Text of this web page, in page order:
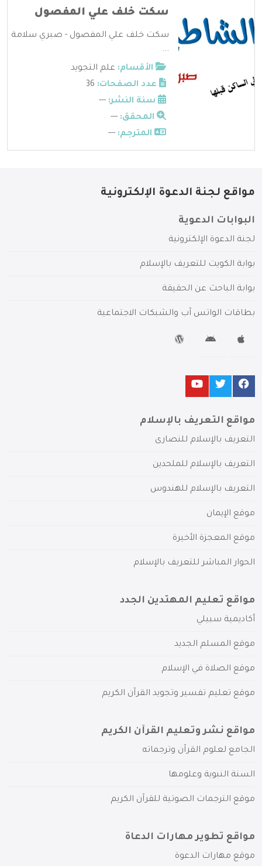
سكت خلف علي المفصول
سكت خلف علي المفصول - صبري سلامة
...
الأقسام: علم التجويد
عدد الصفحات:
سنة النشر: ---
المحقق: ---
المترجم: ---
مواقع لجنة الدعوة الإلكترونية
البوابات الدعوية
لجنة الدعوة الإلكترونية
بوابة الكويت للتعريف بالإسلام
بوابة الباحث عن الحقيقة
بطاقات الواتس آب والشبكات الاجتماعية
مواقع التعريف بالإسلام
التعريف بالإسلام للنصارى
التعريف بالإسلام للملحدين
التعريف بالإسلام للهندوس
موقع الإيمان
موقع المعجزة الأخيرة
الحوار المباشر للتعريف بالإسلام
مواقع تعليم المهتدين الجدد
أكاديمية سبيلي
موقع المسلم الجديد
موقع الصلاة في الإسلام
موقع تعليم تفسير وتجويد القرآن الكريم
مواقع نشر وتعليم القرآن الكريم
الجامع لعلوم القرآن وترجماته
السنة النبوية وعلومها
موقع الترجمات الصوتية للقرآن الكريم
مواقع تطوير مهارات الدعاة
موقع مهارات الدعوة